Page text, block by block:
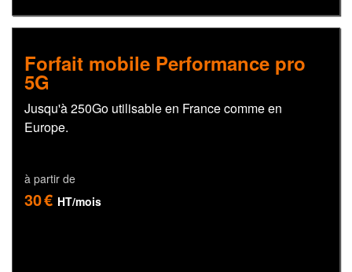
Forfait mobile Performance pro
5G
Jusqu'à 250Go utilisable en France comme en
Europe.
à partir de
30 € HT/mois